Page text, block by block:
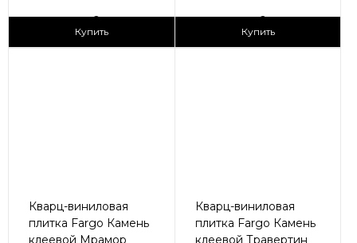
2
Купить
2
Купить
Кварц-виниловая
плитка Fargo Камень
клеевой Мрамор
Кварц-виниловая
плитка Fargo Камень
клеевой Травертин